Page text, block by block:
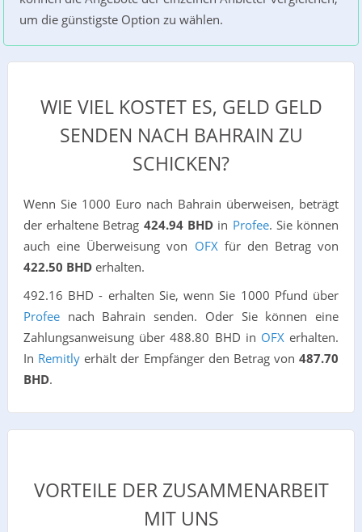
um die günstigste Option zu wählen.
WIE VIEL KOSTET ES, GELD GELD
SENDEN NACH BAHRAIN ZU
SCHICKEN?
Wenn Sie 1000 Euro nach Bahrain überweisen, beträgt
der erhaltene Betrag 424.94 BHD in Profee. Sie können
auch eine Überweisung von OFXfür den Betrag von
422.50 BHDerhalten.
492.16 BHD - erhalten Sie, wenn Sie 1000 Pfund über
Profeenach Bahrain senden. Oder Sie können eine
Zahlungsanweisung über 488.80 BHD in OFXerhalten.
In Remitly erhält der Empfänger den Betrag von487.70
BHD.
VORTEILE DER ZUSAMMENARBEIT
MIT UNS